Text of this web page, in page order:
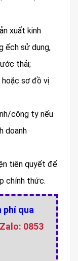
xuất kinh
ếch sử dụng,
thải;
hoặc sơ đồ vị
công ty nếu
doanh
tiên quyết để
chính thức.
phí qua
0853